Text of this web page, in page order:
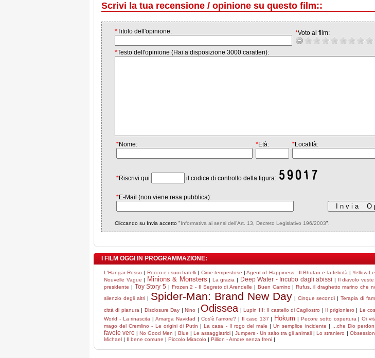
Scrivi la tua recensione / opinione su questo film::
*Titolo dell'opinione: *Voto al film:
*Testo dell'opinione (Hai a disposizione 3000 caratteri):
*Nome: *Età: *Località:
*Riscrivi qui il codice di controllo della figura:
*E-Mail (non viene resa pubblica):
Cliccando su Invia accetto "Informativa ai sensi dell'Art. 13, Decreto Legislativo 196/2003".
I FILM OGGI IN PROGRAMMAZIONE:
L'Hangar Rosso | Rocco e i suoi fratelli | Cime tempestose |Agent of Happiness - Il Bhutan e la felicità |Yellow
Nouvelle Vague | Minions & Monsters | La grazia | Deep Water - Incubo dagli abissi | Il diavolo
presidente | Toy Story 5 | Frozen 2 - Il Segreto di Arendelle | Buen Camino |Rufus, il draghetto marino che
silenzio degli altri| Spider-Man: Brand New Day | Cinque secondi |Terapia di
città di pianura | Disclosure Day |Nino | Odissea |Lupin III: Il castello di Cagliostro | Il prigioniero | Le
World - La rinascita |Amarga Navidad | Cos'è l'amore? | Il caso 137 | Hokum | Pecore sotto copertura |Oi
mago del Cremlino - Le origini di Putin |La casa - Il rogo del male |Un semplice incidente | ...che Dio
favole vere |No Good Men | Blue | Le assaggiatrici| Jumpers - Un salto tra gli animali |Lo straniero | Obsession
Michael | Il bene comune | Piccolo Miracolo | Pillion - Amore senza freni |